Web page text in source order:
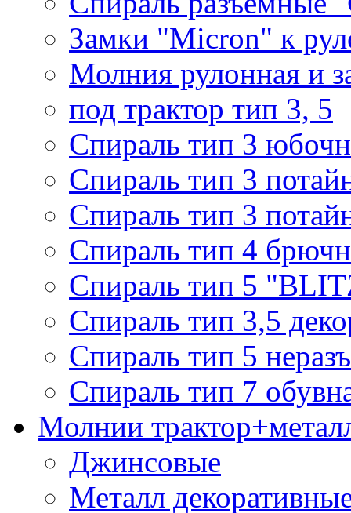
Замки "Micron" к
Молния рулонная и
под трактор тип 3, 5
Спираль тип 3
Спираль тип 3
Спираль тип 3
Спираль тип 4
Спираль тип 5
Спираль тип 3,5
Спираль тип 5
Спираль тип 7
Молнии
Джинсовые
Металл